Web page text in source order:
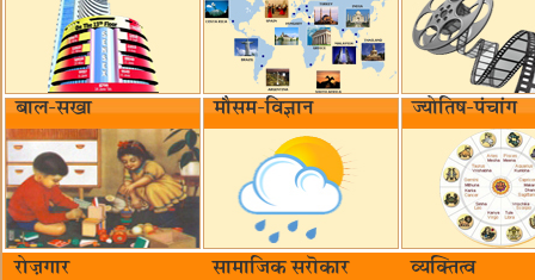
बाल-सखा मौसम-विज्ञान ज्योतिष-पंचांग
रोज़गार सामाजिक सरॊकार‌
व्यक्तित्व